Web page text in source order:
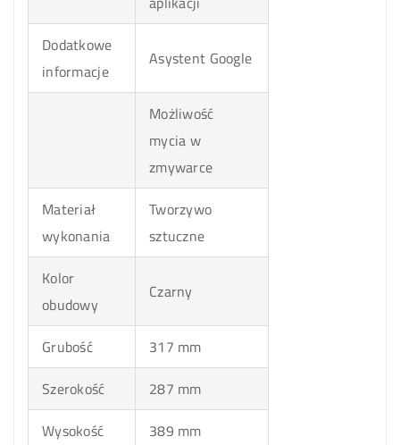
Dodatkowe
informacje
Asystent Google
Możliwość
mycia w
zmywarce
Materiał
wykonania
Tworzywo
sztuczne
Kolor
obudowy
Czarny
Grubość
317 mm
Szerokość
287 mm
Wysokość
389 mm